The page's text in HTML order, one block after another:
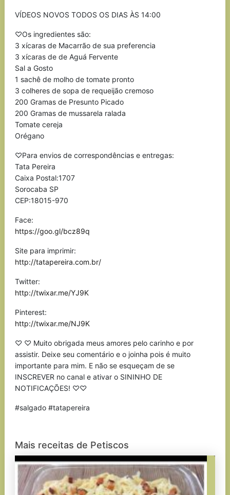
VÍDEOS NOVOS TODOS OS DIAS ÀS 14:00
♡Os ingredientes são:
3 xícaras de Macarrão de sua preferencia
3 xícaras de de Aguá Fervente
Sal a Gosto
1 sachê de molho de tomate pronto
3 colheres de sopa de requeijão cremoso
200 Gramas de Presunto Picado
200 Gramas de mussarela ralada
Tomate cereja
Orégano
♡Para envios de correspondências e entregas:
Tata Pereira
Caixa Postal:1707
Sorocaba SP
CEP:18015-970
Face:
https://goo.gl/bcz89q
Site para imprimir:
http://tatapereira.com.br/
Twitter:
http://twixar.me/YJ9K
Pinterest:
http://twixar.me/NJ9K
♡ ♡ Muito obrigada meus amores pelo carinho e por
assistir. Deixe seu comentário e o joinha pois é muito
importante para mim. E não se esqueçam de se
INSCREVER no canal e ativar o SININHO DE
NOTIFICAÇÕES! ♡♡
#salgado #tatapereira
Mais receitas de Petiscos